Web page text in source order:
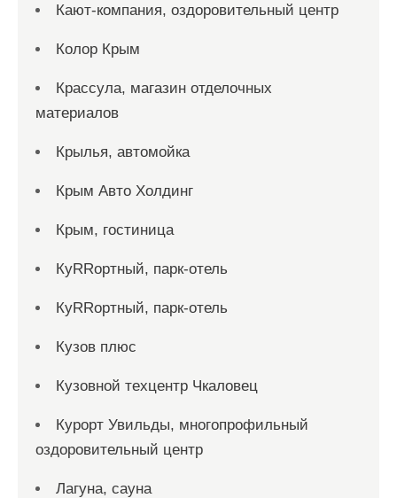
Кают-компания, оздоровительный центр
Колор Крым
Крассула, магазин отделочных
материалов
Крылья, автомойка
Крым Авто Холдинг
Крым, гостиница
КуRRортный, парк-отель
КуRRортный, парк-отель
Кузов плюс
Кузовной техцентр Чкаловец
Курорт Увильды, многопрофильный
оздоровительный центр
Лагуна, сауна